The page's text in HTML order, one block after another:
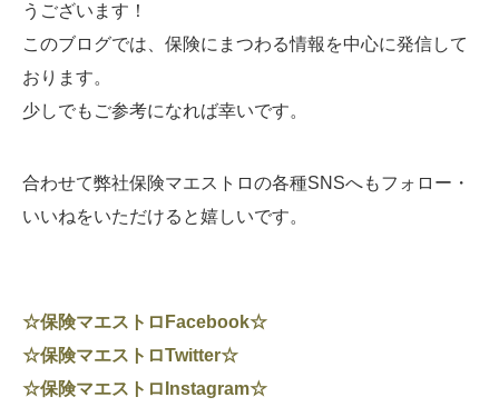
うございます！
このブログでは、保険にまつわる情報を中心に発信して
おります。
少しでもご参考になれば幸いです。
合わせて弊社保険マエストロの各種SNSへもフォロー・
いいねをいただけると嬉しいです。
☆保険マエストロFacebook☆
☆保険マエストロTwitter☆
☆保険マエストロInstagram☆